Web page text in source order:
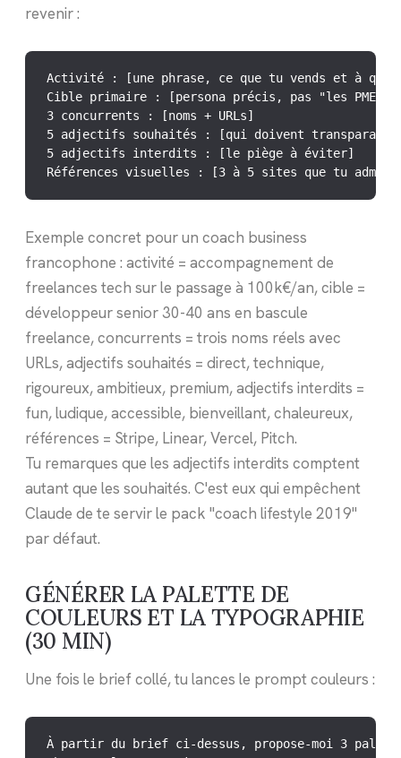
revenir :
Activité : [une phrase, ce que tu vends et à qui]
Cible primaire : [persona précis, pas "les PME"]
3 concurrents : [noms + URLs]
5 adjectifs souhaités : [qui doivent
5 adjectifs interdits : [le piège à éviter]
Références visuelles : [3 à 5 sites que tu
Exemple concret pour un coach business
francophone : activité = accompagnement de
freelances tech sur le passage à 100k€/an, cible =
développeur senior 30-40 ans en bascule
freelance, concurrents = trois noms réels avec
URLs, adjectifs souhaités = direct, technique,
rigoureux, ambitieux, premium, adjectifs interdits =
fun, ludique, accessible, bienveillant, chaleureux,
références = Stripe, Linear, Vercel, Pitch.
Tu remarques que les adjectifs interdits comptent
autant que les souhaités. C'est eux qui empêchent
Claude de te servir le pack "coach lifestyle 2019"
par défaut.
GÉNÉRER LA PALETTE DE
COULEURS ET LA TYPOGRAPHIE
(30 MIN)
Une fois le brief collé, tu lances le prompt couleurs :
À partir du brief ci-dessus, propose-moi 3